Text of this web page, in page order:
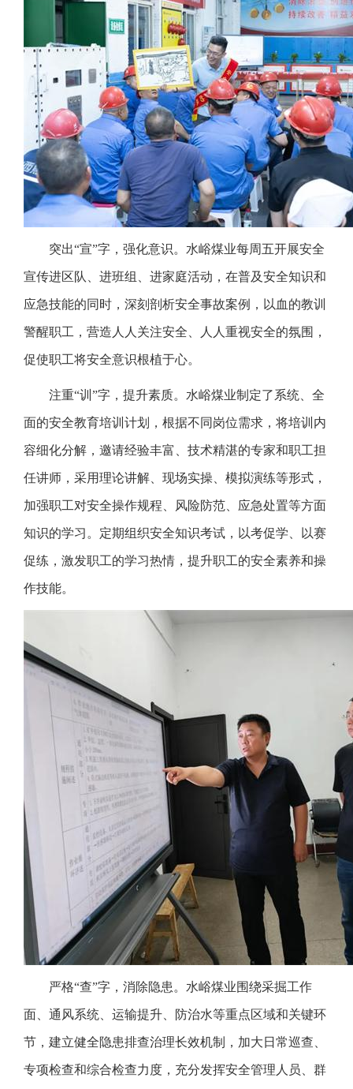
突出“宣”字，强化意识。水峪煤业每周五开展安全
宣传进区队、进班组、进家庭活动，在普及安全知识和
应急技能的同时，深刻剖析安全事故案例，以血的教训
警醒职工，营造人人关注安全、人人重视安全的氛围，
促使职工将安全意识根植于心。
注重“训”字，提升素质。水峪煤业制定了系统、全
面的安全教育培训计划，根据不同岗位需求，将培训内
容细化分解，邀请经验丰富、技术精湛的专家和职工担
任讲师，采用理论讲解、现场实操、模拟演练等形式，
加强职工对安全操作规程、风险防范、应急处置等方面
知识的学习。定期组织安全知识考试，以考促学、以赛
促练，激发职工的学习热情，提升职工的安全素养和操
作技能。
严格“查”字，消除隐患。水峪煤业围绕采掘工作
面、通风系统、运输提升、防治水等重点区域和关键环
节，建立健全隐患排查治理长效机制，加大日常巡查、
专项检查和综合检查力度，充分发挥安全管理人员、群